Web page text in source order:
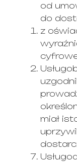
od
do
z
miał